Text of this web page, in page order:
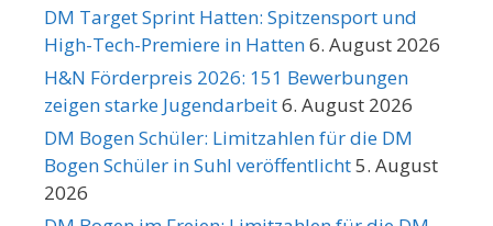
DM Target Sprint Hatten: Spitzensport und
High-Tech-Premiere in Hatten6. August 2026
H&N Förderpreis 2026: 151 Bewerbungen
zeigen starke Jugendarbeit6. August 2026
DM Bogen Schüler: Limitzahlen für die DM
Bogen Schüler in Suhl veröffentlicht5. August
2026